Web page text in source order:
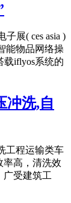
展( ces asia )
能物品网络操
载iflyos系统的
冲洗,自
工程运输类车
率高，清洗效
广受建筑工